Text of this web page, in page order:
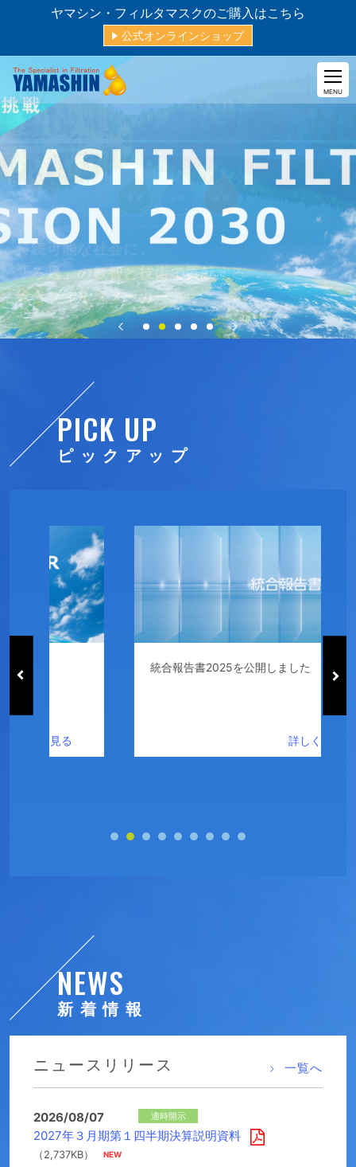
CLOSE
MENU
持続可能な社会に、
「ろ過」の叡智と技術で貢献する
総合フィルタメーカー
PICK UP
ピックアップ
統合報告書2025を公開しました
NEWS
新着情報
ニュースリリース
2026/08/07 適時開示
2027年３月期第１四半期決算説明資料
（2,737KB）
一覧へ
ヤマシン・フィルタマスクのご購入はこちら
公式オンラインショップ